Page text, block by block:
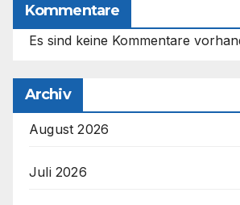
Kommentare
Es sind keine Kommentare
Archiv
August 2026
Juli 2026